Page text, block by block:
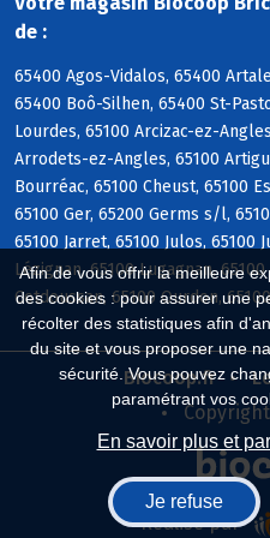
Afin de vous offrir la meilleure
des cookies : pour assurer une
récolter des statistiques afin
du site et vous proposer une
sécurité. Vous pouvez
paramétrant vos
En savoir plus et
Je refuse
de :
65400 Agos-Vidalos, 65400
65400 Boô-Silhen, 65400 St-
Lourdes, 65100 Arcizac-ez-
Arrodets-ez-Angles, 65100
Bourréac, 65100 Cheust, 65100
65100 Ger, 65200 Germs s/l,
65100 Jarret, 65100 Julos, 65100
Lézignan, 65100 Lugagnan,
Cotdoussan, 65100 Ourdon,
Biocoop.fr
Réalisé par